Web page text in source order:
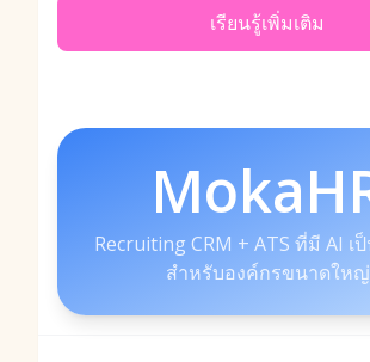
เรียนรู้เพิ่มเติม
Recruiting CRM + ATS ที่มี AI เ
สำหรับองค์กรขนาดใหญ่